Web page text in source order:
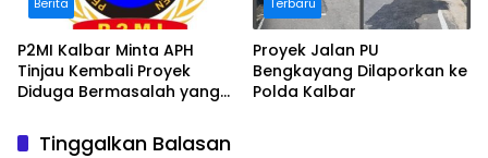
P2MI Kalbar Minta APH
Tinjau Kembali Proyek
Diduga Bermasalah yang
Proyek Jalan PU
Bengkayang Dilaporkan ke
Polda Kalbar
Tinggalkan Balasan